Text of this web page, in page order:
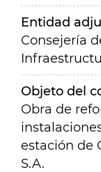
Entidad
Consejería
Objeto del
Obra de
estación de
S.A.